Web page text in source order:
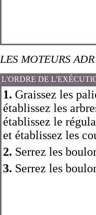
LES MOTEURS ADR
L'ORDRE DE
1. Graissez les
établissez les
établissez le
et établissez les
2. Serrez les
3. Serrez les